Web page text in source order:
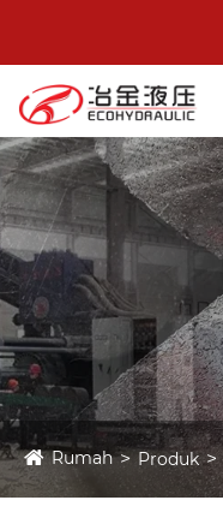
Rumah Produk